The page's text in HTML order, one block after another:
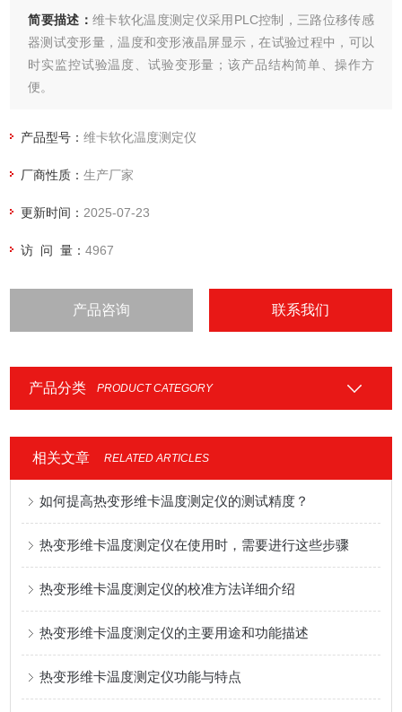
简要描述： 维卡软化温度测定仪采用PLC控制，三路位移传感
器测试变形量，温度和变形液晶屏显示，在试验过程中，可以
时实监控试验温度、试验变形量；该产品结构简单、操作方
便。
产品型号：维卡软化温度测定仪
厂商性质：生产厂家
更新时间： 2025-07-23
访 问 量：4967
产品咨询 联系我们
产品分类 PRODUCT CATEGORY
相关文章 RELATED ARTICLES
如何提高热变形维卡温度测定仪的测试精度？
热变形维卡温度测定仪在使用时，需要进行这些步骤
热变形维卡温度测定仪的校准方法详细介绍
热变形维卡温度测定仪的主要用途和功能描述
热变形维卡温度测定仪功能与特点